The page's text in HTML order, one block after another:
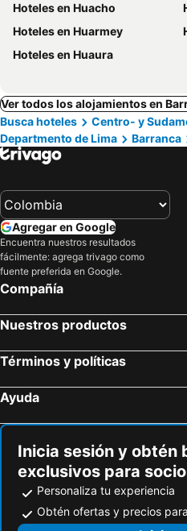
Hoteles en Huacho
Hoteles en Huarmey
Hoteles en Huaura
Ver todos los alojamientos en
Busca hoteles
Centro- y
Departmento de Lima
Barranca
Agregar en Google
Encuentra nuestros resultados
fácilmente: agrega trivago como
fuente preferida en Google.
Compañía
Nuestros productos
Términos y políticas
Ayuda
Inicia sesión y obtén
exclusivos para
Personaliza tu experiencia
Obtén ofertas y precios